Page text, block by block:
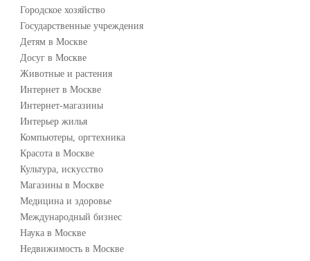
Городское хозяйство
Государственные учреждения
Детям в Москве
Досуг в Москве
Животные и растения
Интернет в Москве
Интернет-магазины
Интерьер жилья
Компьютеры, оргтехника
Красота в Москве
Культура, искусство
Магазины в Москве
Медицина и здоровье
Международный бизнес
Наука в Москве
Недвижимость в Москве